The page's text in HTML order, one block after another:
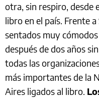
otra, sin respiro, desde
libro en el país. Frente
sentados muy
después de dos años
todas las
más importantes de la
Aires ligados al libro.